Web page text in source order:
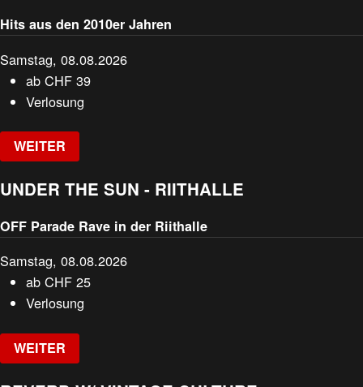
Hits aus den 2010er Jahren
Samstag, 08.08.2026
abCHF 39
Verlosung
WEITER
UNDER THE SUN - RIITHALLE
OFF Parade Rave in der Riithalle
Samstag, 08.08.2026
abCHF 25
Verlosung
WEITER